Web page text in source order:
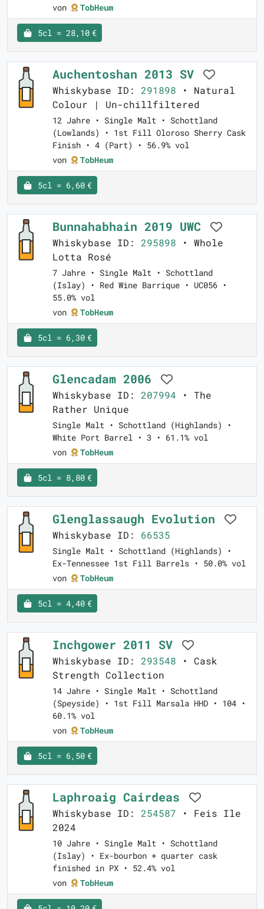
von
TobHeum
5cl = 28,10 €
Auchentoshan 2013 SV
Whiskybase ID: 291898 • Natural
Colour | Un-chillfiltered
12 Jahre • Single Malt • Schottland
(Lowlands) • 1st Fill Oloroso Sherry Cask
Finish • 4 (Part) • 56.9% vol
von
TobHeum
5cl = 6,60 €
Bunnahabhain 2019 UWC
Whiskybase ID: 295898 • Whole
Lotta Rosé
7 Jahre • Single Malt • Schottland
(Islay) • Red Wine Barrique • UC056 •
55.0% vol
von
TobHeum
5cl = 6,30 €
Glencadam 2006
Whiskybase ID: 207994 • The
Rather Unique
Single Malt • Schottland (Highlands) •
White Port Barrel • 3 • 61.1% vol
von
TobHeum
5cl = 8,80 €
Glenglassaugh Evolution
Whiskybase ID: 66535
Single Malt • Schottland (Highlands) •
Ex-Tennessee 1st Fill Barrels • 50.0% vol
von
TobHeum
5cl = 4,40 €
Inchgower 2011 SV
Whiskybase ID: 293548 • Cask
Strength Collection
14 Jahre • Single Malt • Schottland
(Speyside) • 1st Fill Marsala HHD • 104 •
60.1% vol
von
TobHeum
5cl = 6,50 €
Laphroaig Cairdeas
Whiskybase ID: 254587 • Feis Ile
2024
10 Jahre • Single Malt • Schottland
(Islay) • Ex-bourbon + quarter cask
finished in PX • 52.4% vol
von
TobHeum